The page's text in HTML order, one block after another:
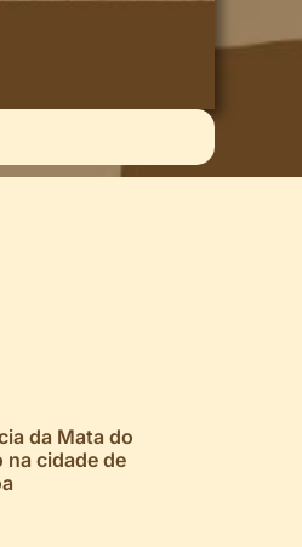
da Mata do
na cidade de